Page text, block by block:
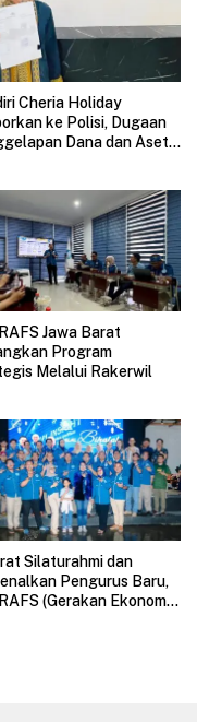
Cheria Holiday
ke Polisi, Dugaan
Dana dan Aset
Jawa Barat
Program
Melalui Rakerwil
Silaturahmi dan
Pengurus Baru,
(Gerakan Ekonomi